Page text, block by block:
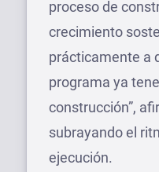
proceso de
crecimiento
prácticamente a
programa ya
construcción”,
subrayando el
ejecución.